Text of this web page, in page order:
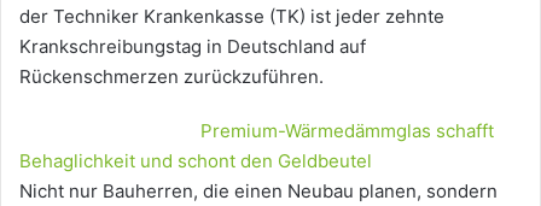
der Techniker Krankenkasse (TK) ist jeder zehnte
Krankschreibungstag in Deutschland auf
Rückenschmerzen zurückzuführen.
Premium-Wärmedämmglas schafft
Behaglichkeit und schont den Geldbeutel
Nicht nur Bauherren, die einen Neubau planen, sondern